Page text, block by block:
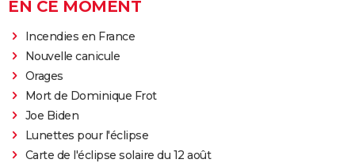
EN CE MOMENT
Incendies en France
Nouvelle canicule
Orages
Mort de Dominique Frot
Joe Biden
Lunettes pour l'éclipse
Carte de l'éclipse solaire du 12 août